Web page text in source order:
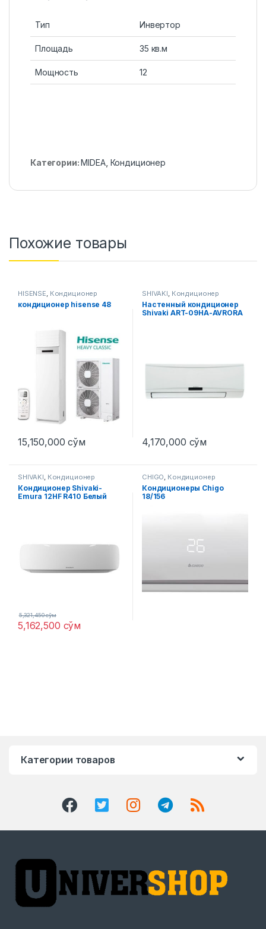
Тип Инвертор
Площадь 35 кв.м
Мощность 12
Категории:MIDEA, Кондиционер
Похожие товары
HISENSE, Кондиционер
кондиционер hisense 48
15,150,000сўм
SHIVAKI, Кондиционер
Настенный кондиционер
Shivaki ART-09HA-AVRORA
4,170,000 сўм
SHIVAKI, Кондиционер
Кондиционер Shivaki-
Emura 12HF R410 Белый
5,162,500 сўм
5,321,450сўм
CHIGO, Кондиционер
Кондиционеры Chigo
18/156
Категории товаров